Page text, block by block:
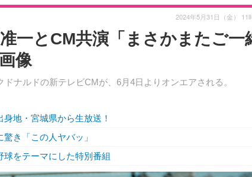
一とCM共演「まさかまたご一
像
ナルドの新テレビCMが、6月4日よりオンエアされる。
2024年5月31日（金） 11
地・宮城県から生放送！
き「この人ヤバッ」
をテーマにした特別番組